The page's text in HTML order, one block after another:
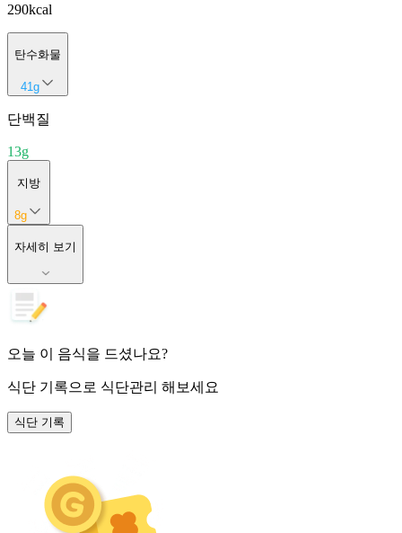
290kcal
탄수화물
41g
단백질
13g
지방
8g
자세히 보기
오늘 이 음식을 드셨나요?
식단 기록으로 식단관리 해보세요
식단 기록